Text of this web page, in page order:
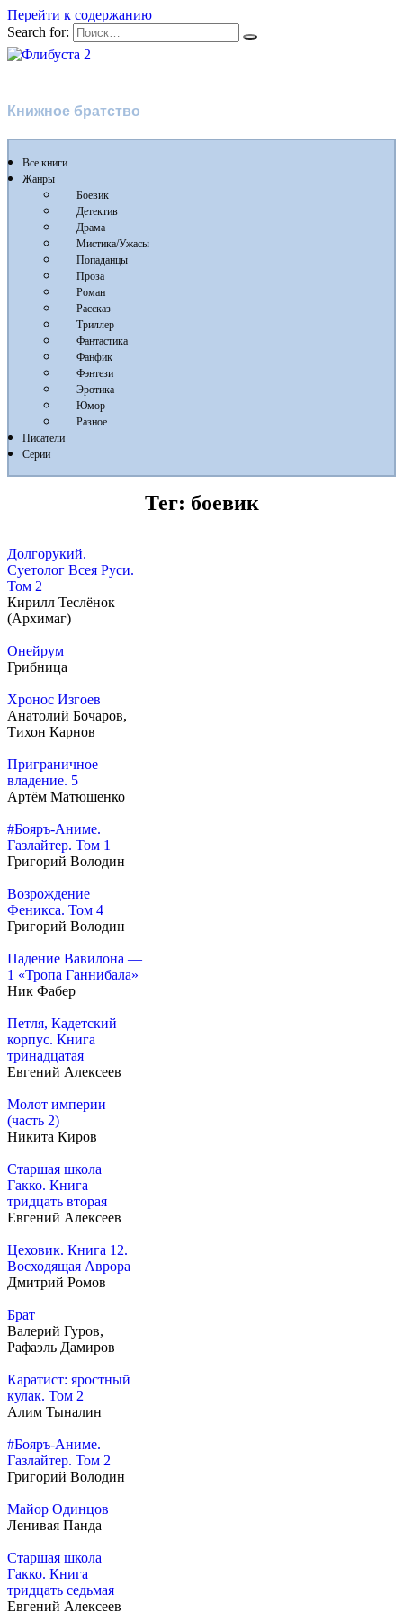
Перейти к содержанию
Search for:
Книжное братство
Все книги
Жанры
Боевик
Детектив
Драма
Мистика/Ужасы
Попаданцы
Проза
Роман
Рассказ
Триллер
Фантастика
Фанфик
Фэнтези
Эротика
Юмор
Разное
Писатели
Серии
Тег: боевик
Долгорукий.
Суетолог Всея Руси.
Том 2
Кирилл Теслёнок
(Архимаг)
Онейрум
Грибница
Хронос Изгоев
Анатолий Бочаров,
Тихон Карнов
Приграничное
владение. 5
Артём Матюшенко
#Бояръ-Аниме.
Газлайтер. Том 1
Григорий Володин
Возрождение
Феникса. Том 4
Григорий Володин
Падение Вавилона —
1 «Тропа Ганнибала»
Ник Фабер
Петля, Кадетский
корпус. Книга
тринадцатая
Евгений Алексеев
Молот империи
(часть 2)
Никита Киров
Старшая школа
Гакко. Книга
тридцать вторая
Евгений Алексеев
Цеховик. Книга 12.
Восходящая Аврора
Дмитрий Ромов
Брат
Валерий Гуров,
Рафаэль Дамиров
Каратист: яростный
кулак. Том 2
Алим Тыналин
#Бояръ-Аниме.
Газлайтер. Том 2
Григорий Володин
Майор Одинцов
Ленивая Панда
Старшая школа
Гакко. Книга
тридцать седьмая
Евгений Алексеев